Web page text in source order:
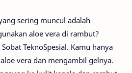
sering muncul adalah
aloe vera di rambut?
TeknoSpesial. Kamu hanya
vera dan mengambil gelnya.